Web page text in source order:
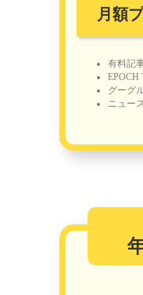
月額
有料記
EPOCH
グーグ
ニュー